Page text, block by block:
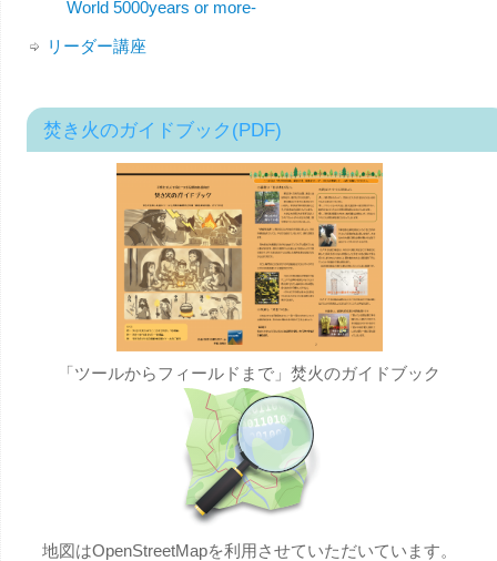
World 5000years or more-
リーダー講座
焚き火のガイドブック(PDF)
「ツールからフィールドまで」焚火のガイドブック
地図はOpenStreetMapを利用させていただいています。